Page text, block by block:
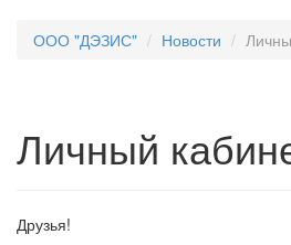
ООО "ДЭЗИС" Новости
Личный
Друзья!